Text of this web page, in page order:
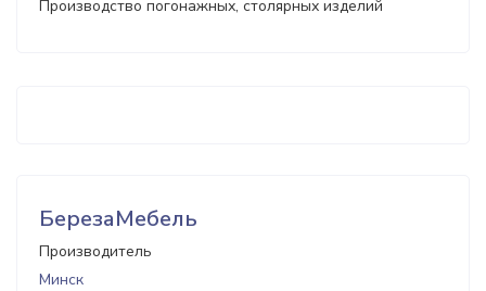
Производство погонажных, столярных изделий
БерезаМебель
Производитель
Минск